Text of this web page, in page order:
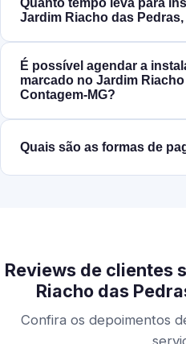
Quanto tempo leva para
Jardim Riacho das Pedras,
É possível agendar a
marcado no Jardim
Contagem‑MG?
Quais são as formas de
Reviews de clientes
Riacho das
Confira os depoimentos